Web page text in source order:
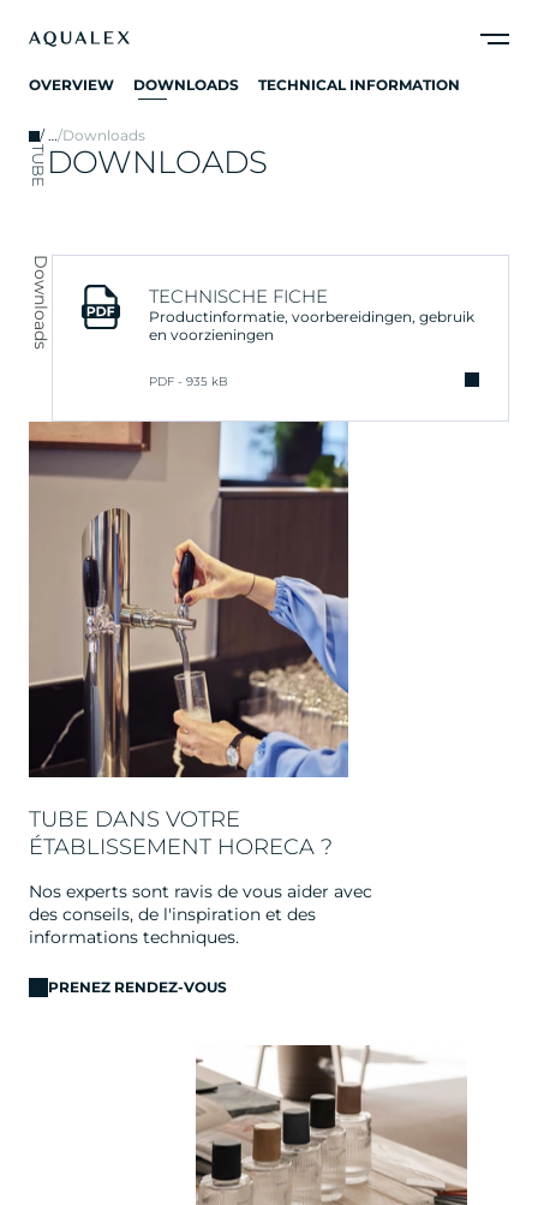
OVERVIEW DOWNLOADS TECHNICAL INFORMATION
/ …/Downloads
TUBEDOWNLOADS
Downloads TECHNISCHE FICHE
Productinformatie, voorbereidingen, gebruik
en voorzieningen
PDF - 935 kB
TUBE DANS VOTRE
ÉTABLISSEMENT HORECA ?
Nos experts sont ravis de vous aider avec
des conseils, de l'inspiration et des
informations techniques.
PRENEZ RENDEZ-VOUS